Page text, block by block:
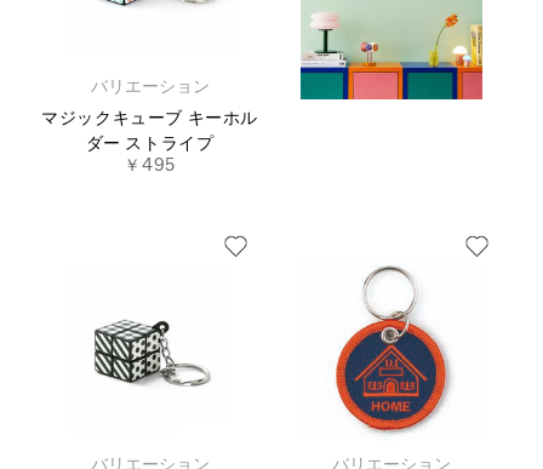
バリエーション
マジックキューブ キーホル
ダー ストライプ
￥495